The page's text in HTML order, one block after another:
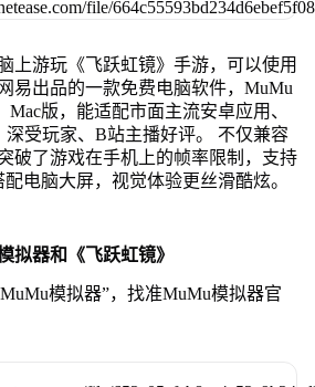
上游玩《飞跃虹镜》手游，可以使用
易出品的一款免费电脑软件，MuMu
Mac版，能适配市面主流安卓应用、
深受玩家、B站主播好评。 不仅兼容
破了游戏在手机上的帧率限制，支持
电脑大屏，视觉体验更丝滑酷炫。
拟器和《飞跃虹镜》
模拟器”，找准MuMu模拟器官